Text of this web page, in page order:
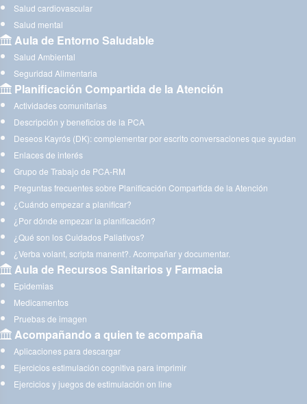
Salud cardiovascular
Salud mental
Aula de Entorno Saludable
Salud Ambiental
Seguridad Alimentaria
Planificación Compartida de la Atención
Actividades comunitarias
Descripción y beneficios de la PCA
Deseos Kayrós (DK): complementar por escrito conversaciones que ayudan
Enlaces de interés
Grupo de Trabajo de PCA-RM
Preguntas frecuentes sobre Planificación Compartida de la Atención
¿Cuándo empezar a planificar?
¿Por dónde empezar la planificación?
¿Qué son los Cuidados Paliativos?
¿Verba volant, scripta manent?. Acompañar y documentar.
Aula de Recursos Sanitarios y Farmacia
Epidemias
Medicamentos
Pruebas de imagen
Acompañando a quien te acompaña
Aplicaciones para descargar
Ejercicios estimulación cognitiva para imprimir
Ejercicios y juegos de estimulación on line